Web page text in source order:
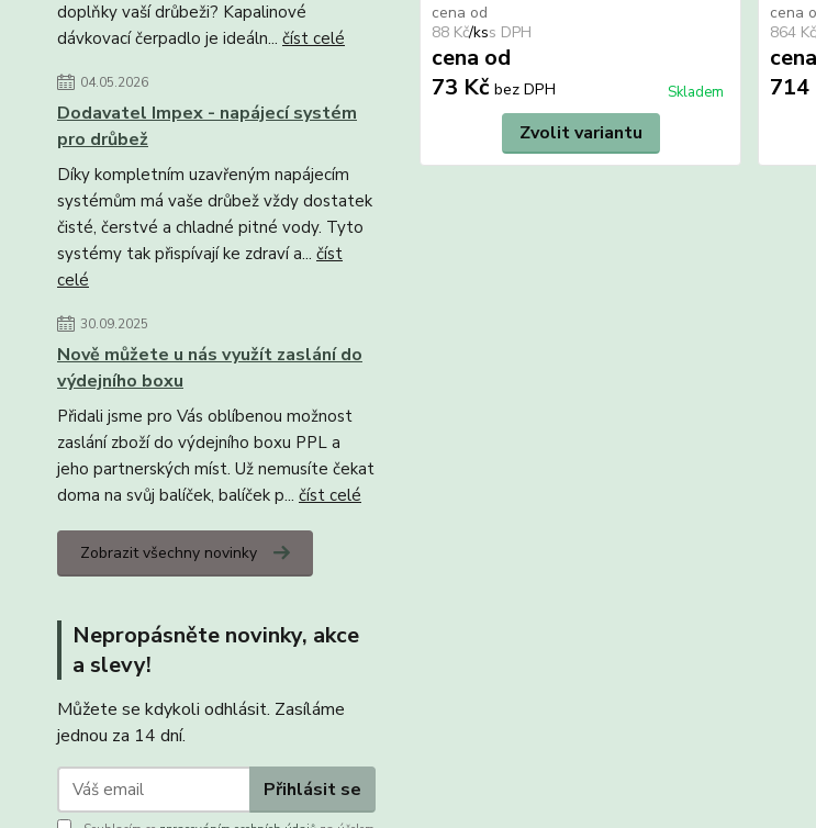
doplňky vaší drůbeži? Kapalinové
dávkovací čerpadlo je ideáln... číst celé
04.05.2026
Dodavatel Impex - napájecí systém
pro drůbež
Díky kompletním uzavřeným napájecím
systémům má vaše drůbež vždy dostatek
čisté, čerstvé a chladné pitné vody. Tyto
systémy tak přispívají ke zdraví a... číst
celé
30.09.2025
Nově můžete u nás využít zaslání do
výdejního boxu
Přidali jsme pro Vás oblíbenou možnost
zaslání zboží do výdejního boxu PPL a
jeho partnerských míst. Už nemusíte čekat
doma na svůj balíček, balíček p... číst celé
Zobrazit všechny novinky
Nepropásněte novinky, akce
a slevy!
Můžete se kdykoli odhlásit. Zasíláme
jednou za 14 dní.
Přihlásit se
cena od
88 Kč/ks
cena od
73 Kč bez DPH Skladem
Zvolit variantu
cena
864 Kč